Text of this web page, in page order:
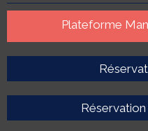
Plateforme